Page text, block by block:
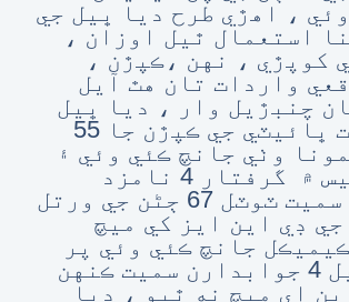
، اهڙي طرح ديا ڀيل جي
استعمال ٿيل اوزان ،
، نهن ،ڪپڙن ،
واردات تان هٿ آيل
چنبڙيل وار ، ديا ڀيل
جي پٽ سميت ڀائيٽي جي ڪپڙن جا 55
وٺي جانچ ڪئي وئي ۽
انهن کي ڪيس ۾ گرفتار 4 نامزد
جوابدارن سميت ٽوٽل 67 ڄڻن جي ورتل
ڊي اين ايز کي ميچ
جانچ ڪئي وئي پر
گرفتار ٿيل 4 جوابدارن سميت ڪنهن
اي ميچ نه ٿيو ، ديا